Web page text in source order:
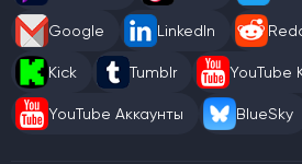
Google LinkedIn
Kick Tumblr YouTube
YouTube Аккаунты BlueSky